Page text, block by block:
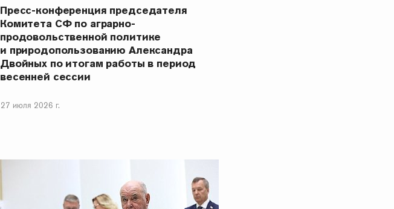
Пресс-конференция председателя
Комитета СФ по аграрно-
продовольственной политике
и природопользованию Александра
Двойных по итогам работы в период
весенней сессии
27 июля 2026 г.